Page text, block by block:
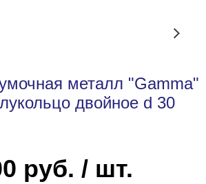
металл "Gamma"
двойное d 30
руб. / шт.